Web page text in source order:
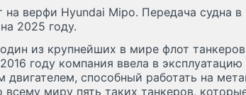
на верфи Hyundai Mipo. Передача судна в
2025 году.
из крупнейших в мире флот
году компания ввела в эксплуатацию
способный работать на
всему миру пять таких танкеров,